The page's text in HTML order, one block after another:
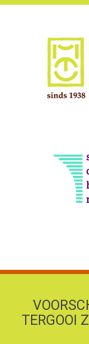
TERGOOI